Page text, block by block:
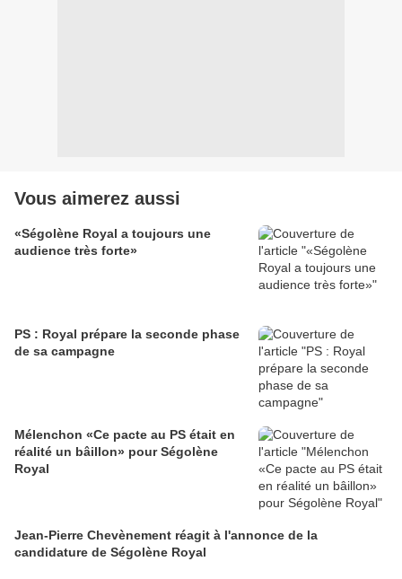
Vous aimerez aussi
«Ségolène Royal a toujours une
audience très forte»
PS : Royal prépare la seconde phase
de sa campagne
Mélenchon «Ce pacte au PS était en
réalité un bâillon» pour Ségolène
Royal
Jean-Pierre Chevènement réagit à l'annonce de la
candidature de Ségolène Royal